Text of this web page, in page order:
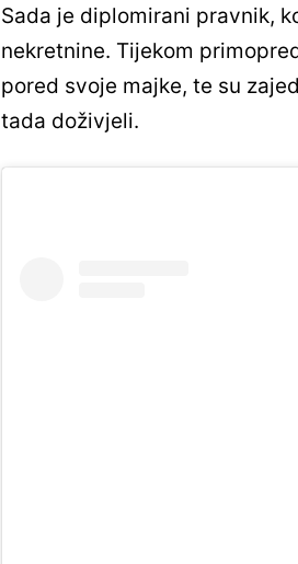
Sada je diplomirani pravnik,
nekretnine. Tijekom
pored svoje majke, te su
tada doživjeli.